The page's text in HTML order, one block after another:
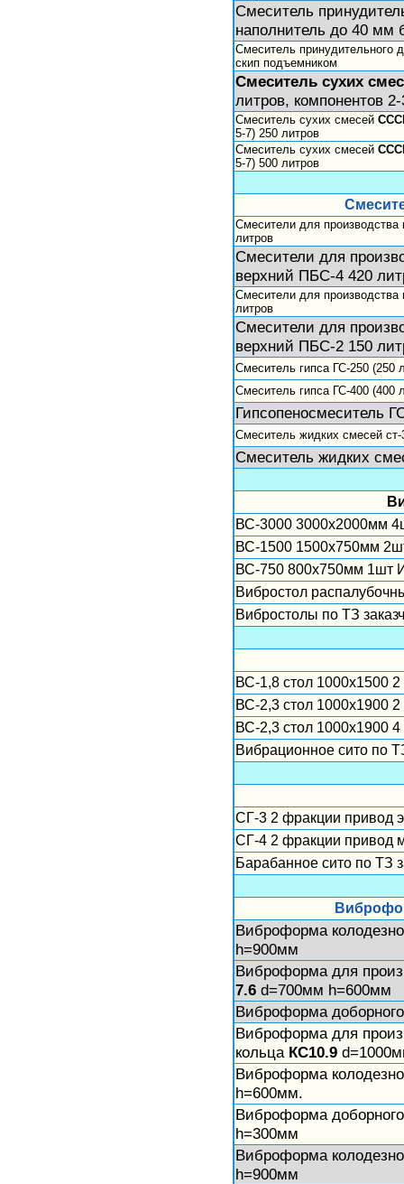
Смеситель
наполнитель до 40 мм
Смеситель принудительного
скип подъемником
Смеситель сухих
литров, компонентов
Смеситель сухих смесей
5-7) 250 литров
Смеситель сухих смесей
5-7) 500 литров
Смесители для
литров
Смесители для
верхний ПБС-4 420
Смесители для
литров
Смесители для
верхний ПБС-2 150
Смеситель гипса ГС-250 (250
Смеситель гипса ГС-400 (400
Гипсопеносмеситель
Смеситель жидких смесей ст-
Смеситель жидких
ВС-3000 3000х2000мм
ВС-1500 1500х750мм
ВС-750 800х750мм 1шт
Вибростол
Вибростолы по ТЗ
ВС-1,8 стол 1000х1500
ВС-2,3 стол 1000х1900
ВС-2,3 стол 1000х1900
Вибрационное сито по
СГ-3 2 фракции привод
СГ-4 2 фракции привод
Барабанное сито по ТЗ
Виброформа
h=900мм
Виброформа для
7.6 d=700мм h=600мм
Виброформа
Виброформа для
кольца КС10.9
Виброформа
h=600мм.
Виброформа
h=300мм
Виброформа
h=900мм